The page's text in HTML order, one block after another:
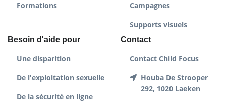
Formations
Campagnes
Supports visuels
Besoin d'aide pour
Une disparition
De l'exploitation sexuelle
De la sécurité en ligne
Contact
Contact Child Focus
Houba De Strooper
292, 1020 Laeken